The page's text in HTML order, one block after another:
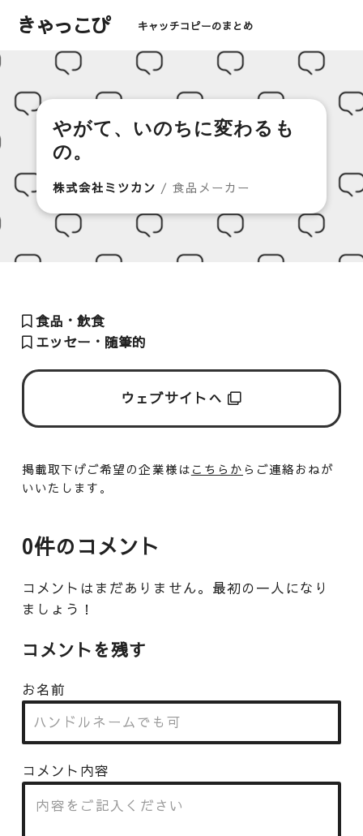
きゃっこぴ キャッチコピーのまとめ
やがて、いのちに変わるも
の。
株式会社ミツカン / 食品メーカー
食品・飲食
エッセー・随筆的
ウェブサイトへ
掲載取下げご希望の企業様は こちらか らご連絡おねが
いいたします。
0件のコメント
コメントはまだありません。最初の一人になり
ましょう！
コメントを残す
お名前
コメント内容